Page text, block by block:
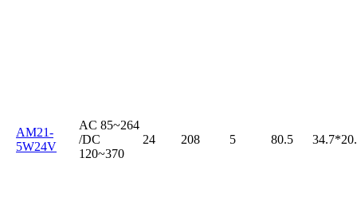
AM21-
5W24V
AC 85~264
/DC
120~370
24 208 5 80.5